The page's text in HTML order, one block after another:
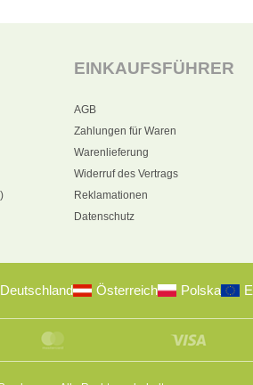
EINKAUFSFÜHRER
AGB
Zahlungen für Waren
Warenlieferung
Widerruf des Vertrags
Reklamationen
Datenschutz
Deutschland Österreich Polska